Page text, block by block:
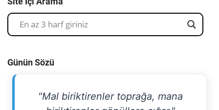
Günün Sözü
"Mal biriktirenler toprağa, mana